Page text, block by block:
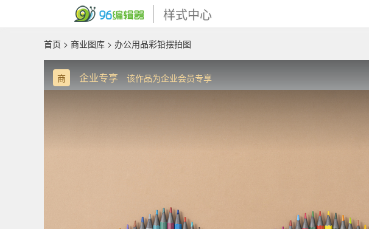
样式中心
首页 > 商业图库 > 办公用品彩铅摆拍图
商 企业专享 该作品为企业会员专享